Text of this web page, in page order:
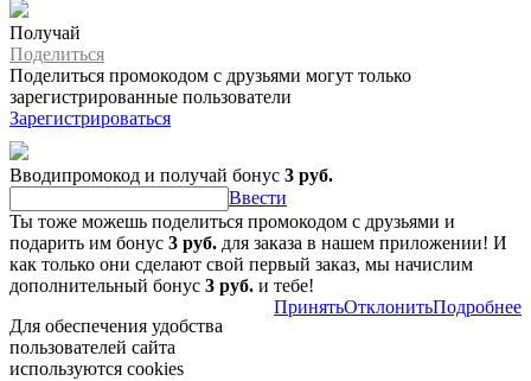
Получай
Поделиться
Поделиться промокодом с друзьями могут только
зарегистрированные пользователи
Зарегистрироваться
Вводипромокод и получай бонус 3 руб.
Ввести
Ты тоже можешь поделиться промокодом с друзьями и
подарить им бонус 3 руб. для заказа в нашем приложении! И
как только они сделают свой первый заказ, мы начислим
дополнительный бонус 3 руб. и тебе!
Для обеспечения удобства
пользователей сайта
используются cookies
ПринятьОтклонитьПодробнее